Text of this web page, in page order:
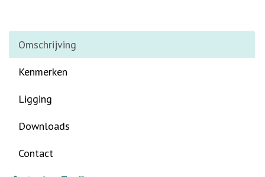
Omschrijving
Kenmerken
Ligging
Downloads
Contact